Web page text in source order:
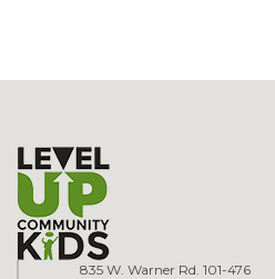
835 W. Warner Rd. 101-476